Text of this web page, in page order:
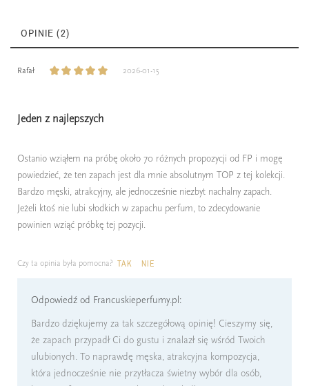
OPINIE (2)
Rafał 2026-01-15
Jeden z najlepszych
Ostanio wziąłem na próbę około 70 różnych propozycji od FP i mogę
powiedzieć, że ten zapach jest dla mnie absolutnym TOP z tej kolekcji.
Bardzo męski, atrakcyjny, ale jednocześnie niezbyt nachalny zapach.
Jeżeli ktoś nie lubi słodkich w zapachu perfum, to zdecydowanie
powinien wziąć próbkę tej pozycji.
Czy ta opinia była pomocna? TAK NIE
Odpowiedź od Francuskieperfumy.pl:
Bardzo dziękujemy za tak szczegółową opinię! Cieszymy się,
że zapach przypadł Ci do gustu i znalazł się wśród Twoich
ulubionych. To naprawdę męska, atrakcyjna kompozycja,
która jednocześnie nie przytłacza świetny wybór dla osób,